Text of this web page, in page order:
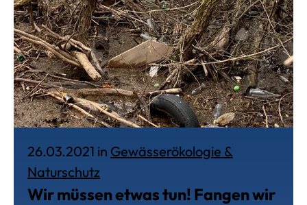
26.03.2021 in Gewässerökologie &
NaturschutzVeröffentlich am 26. März 2021, in
Wir müssen etwas tun! Fangen wir